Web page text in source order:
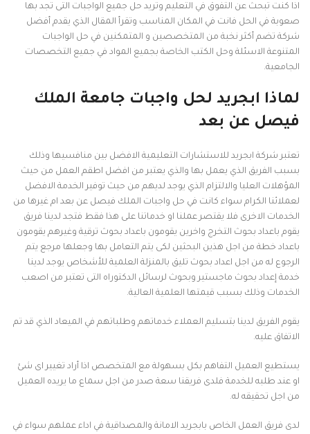
اذا كنت تبحث عن التفوق في التعليم وتريد حل جميع الواجبات التى تجد بها
صعوبة في الحل فانت في المكان المناسب وتقرأ المقال الذي يقدم أفضل
شركة تضم أكثر نخبة من المتخصصين و المتمكنين في حل الواجبات
المتنوعة الاسئلة وحل الكتب الخاصة بجميع المواد في جميع التخصصات
الجامعية.
لماذا ابجريد لحل واجبات جامعة الملك
فيصل عن بعد
تعتبر شركة ابجريد للاستشارات التعليمية الافضل بين منافسيها وذلك
بسبب الفريق الذي يعمل بها والذي يعتبر من افضل اطقم العمل من حيث
المؤهلات العليا والالتزام الذي يوجد لديهم من حيث توفير الخدمة الافضل
لعملائنا الكرام سواء كانت في حل واجبات الملك فيصل عن بعد ام غيرها من
الخدمات الاخرى فلا يقتصر عملنا او خدماتنا على هذا فقط فتجد لدينا فريق
يقوم باعداد بحوث التخرج واخرين يقومون باعداد بحوث ترقية وغيرهم يقومون
باعداد خطة من اجل هذين البحثين لكى يتم التعامل بها وجعلها مرجع يتم
الرجوع له من اجل اعداد بحوث تليق بالمنزلة العلمية للأشخاص يوجد لدينا
خدمة إعداد بحوث ماجستير وبحوث لرسائل الدكتوراه التى تعتبر من اصعب
الخدمات وذلك بسبب قيمتها العلمية العالية.
يقوم الفريق لدينا بتسليم العملاء خدماتهم وطلباتهم في الميعاد الذي قد تم
الاتفاق عليه.
يستطيع العميل التفاهم بكل بسهولة مع المتخصص اذا أراد تغيير اى شئ
او عند طلبه للخدمة فلدى فريقنا سعة صدر من اجل سماع ما يريده العميل
من اجل تحقيقه له.
لدى فريق العمل الخاص بابجريد الامانة والمصداقية في اداء عملهم سواء في